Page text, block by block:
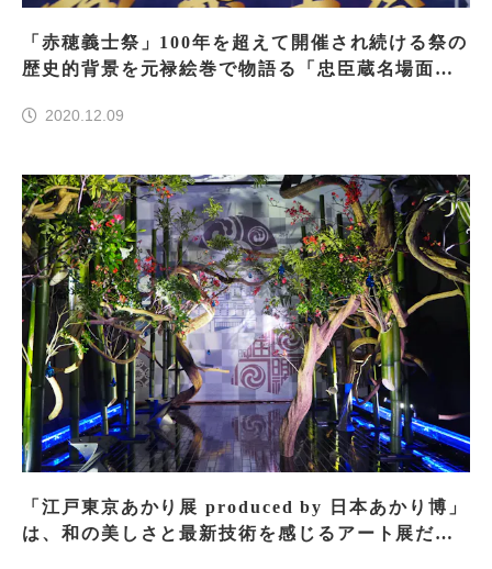
「赤穂義士祭」100年を超えて開催され続ける祭の
歴史的背景を元禄絵巻で物語る「忠臣蔵名場面の
2020.12.09
「江戸東京あかり展 produced by 日本あかり博」
は、和の美しさと最新技術を感じるアート展だっ